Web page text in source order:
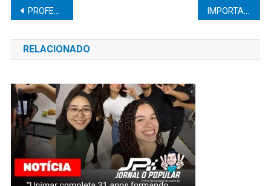
Navegação
de
Post
PROFESSOR ARMAZENAVA VÍDEOS COM CENAS DE SEXO EXPLÍCITO ENVOLVENDO CRIANÇAS E É PRESO EM FLAGRANTE POR PEDOFILIA EM MARÍLIA IMPORTAÇÃO DE ARMAS DE FOGO BATE RECORDE NO BRASIL APÓS NOVAS REGRAS
RELACIONADO